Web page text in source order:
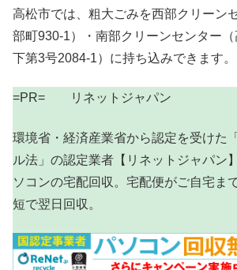
高松市では、粗大ごみを西部クリーン
部町930-1）・南部クリーンセンター
下第3号2084-1）に持ち込みできます。
=PR= リネットジャパン
環境省・経済産業省から認定を受けた
ル法」の認定業者【リネットジャパン
ソコンの宅配回収。宅配便がご自宅ま
短で翌日回収。